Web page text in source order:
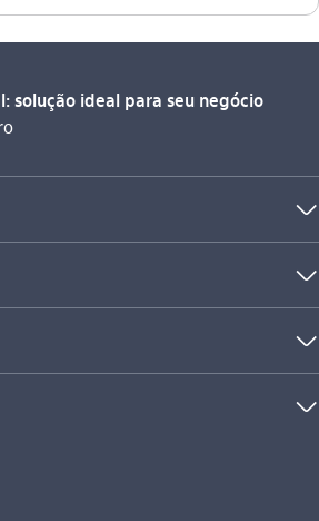
solução ideal para seu negócio
seta_baixo
seta_baixo
seta_baixo
seta_baixo